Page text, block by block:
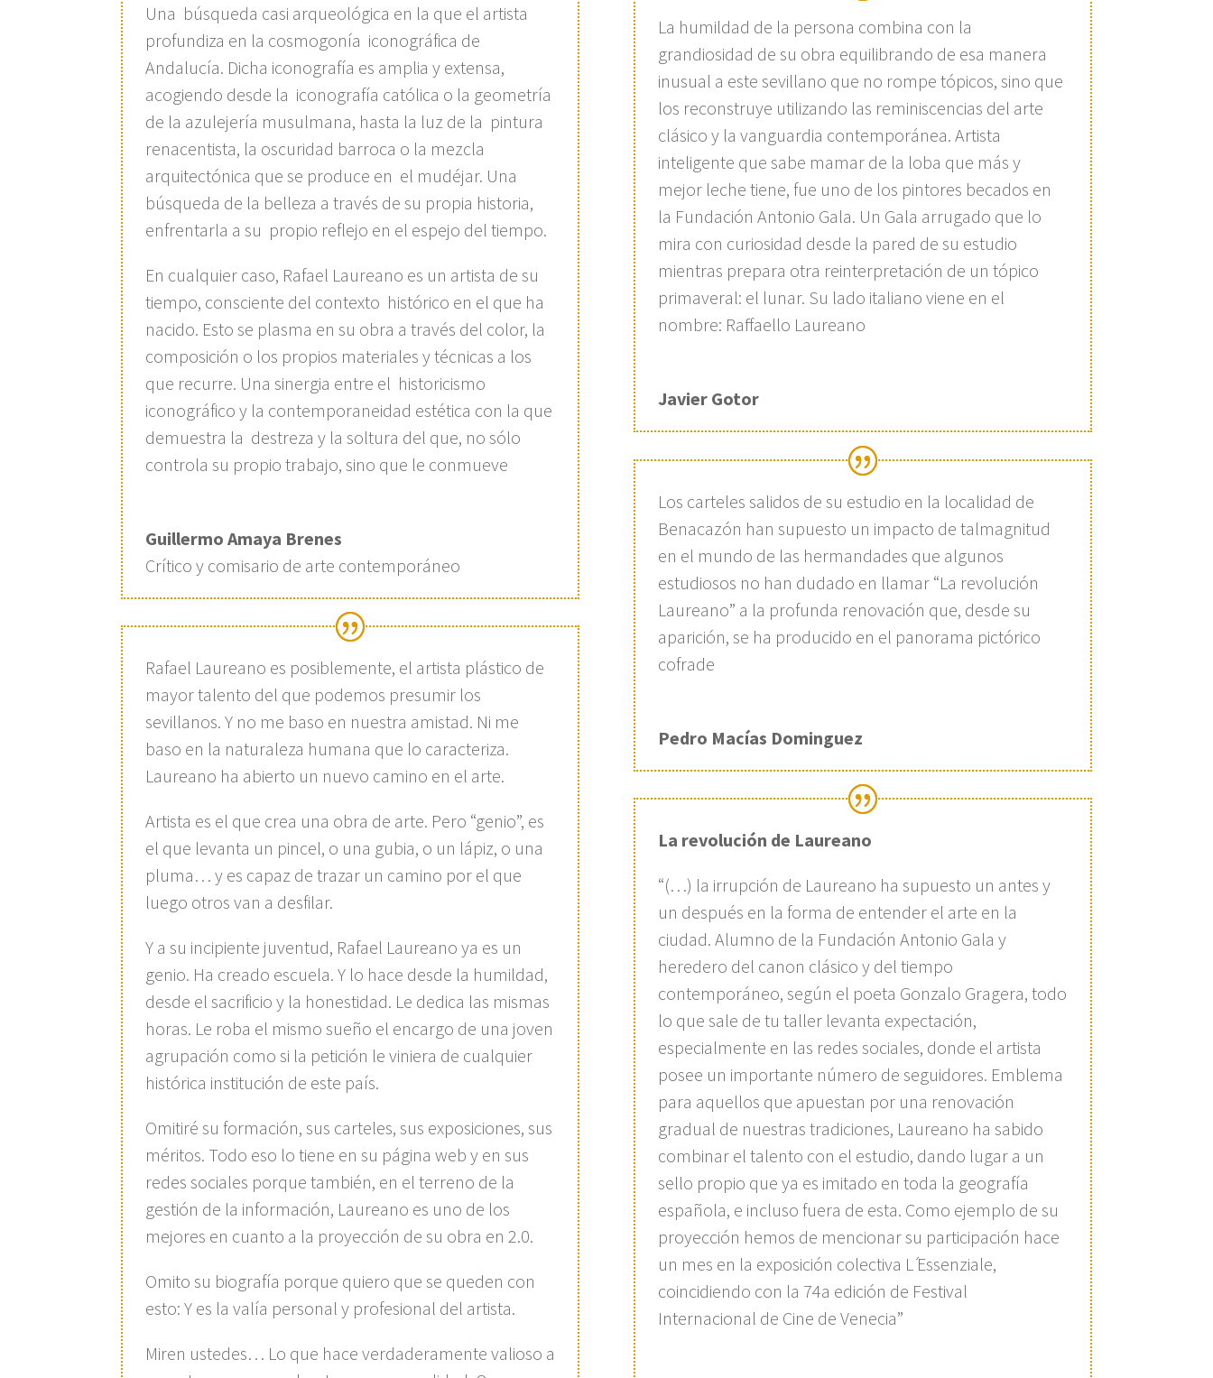
Una búsqueda casi arqueológica en la que el artista
profundiza en la cosmogonía iconográfica de
Andalucía. Dicha iconografía es amplia y extensa,
acogiendo desde la iconografía católica o la geometría
de la azulejería musulmana, hasta la luz de la pintura
renacentista, la oscuridad barroca o la mezcla
arquitectónica que se produce en el mudéjar. Una
búsqueda de la belleza a través de su propia historia,
enfrentarla a su propio reflejo en el espejo del tiempo.
En cualquier caso, Rafael Laureano es un artista de su
tiempo, consciente del contexto histórico en el que ha
nacido. Esto se plasma en su obra a través del color, la
composición o los propios materiales y técnicas a los
que recurre. Una sinergia entre el historicismo
iconográfico y la contemporaneidad estética con la que
demuestra la destreza y la soltura del que, no sólo
controla su propio trabajo, sino que le conmueve
Guillermo Amaya Brenes
Crítico y comisario de arte contemporáneo
Rafael Laureano es posiblemente, el artista plástico de
mayor talento del que podemos presumir los
sevillanos. Y no me baso en nuestra amistad. Ni me
baso en la naturaleza humana que lo caracteriza.
Laureano ha abierto un nuevo camino en el arte.
Artista es el que crea una obra de arte. Pero “genio”, es
el que levanta un pincel, o una gubia, o un lápiz, o una
pluma… y es capaz de trazar un camino por el que
luego otros van a desfilar.
Y a su incipiente juventud, Rafael Laureano ya es un
genio. Ha creado escuela. Y lo hace desde la humildad,
desde el sacrificio y la honestidad. Le dedica las mismas
horas. Le roba el mismo sueño el encargo de una joven
agrupación como si la petición le viniera de cualquier
histórica institución de este país.
Omitiré su formación, sus carteles, sus exposiciones, sus
méritos. Todo eso lo tiene en su página web y en sus
redes sociales porque también, en el terreno de la
gestión de la información, Laureano es uno de los
mejores en cuanto a la proyección de su obra en 2.0.
Omito su biografía porque quiero que se queden con
esto: Y es la valía personal y profesional del artista.
Miren ustedes… Lo que hace verdaderamente valioso a
La humildad de la persona combina con la
grandiosidad de su obra equilibrando de esa manera
inusual a este sevillano que no rompe tópicos, sino que
los reconstruye utilizando las reminiscencias del arte
clásico y la vanguardia contemporánea. Artista
inteligente que sabe mamar de la loba que más y
mejor leche tiene, fue uno de los pintores becados en
la Fundación Antonio Gala. Un Gala arrugado que lo
mira con curiosidad desde la pared de su estudio
mientras prepara otra reinterpretación de un tópico
primaveral: el lunar. Su lado italiano viene en el
nombre: Raffaello Laureano
Javier Gotor
Los carteles salidos de su estudio en la localidad de
Benacazón han supuesto un impacto de talmagnitud
en el mundo de las hermandades que algunos
estudiosos no han dudado en llamar “La revolución
Laureano” a la profunda renovación que, desde su
aparición, se ha producido en el panorama pictórico
cofrade
Pedro Macías Dominguez
La revolución de Laureano
“(…) la irrupción de Laureano ha supuesto un antes y
un después en la forma de entender el arte en la
ciudad. Alumno de la Fundación Antonio Gala y
heredero del canon clásico y del tiempo
contemporáneo, según el poeta Gonzalo Gragera, todo
lo que sale de tu taller levanta expectación,
especialmente en las redes sociales, donde el artista
posee un importante número de seguidores. Emblema
para aquellos que apuestan por una renovación
gradual de nuestras tradiciones, Laureano ha sabido
combinar el talento con el estudio, dando lugar a un
sello propio que ya es imitado en toda la geografía
española, e incluso fuera de esta. Como ejemplo de su
proyección hemos de mencionar su participación hace
un mes en la exposición colectiva L ́Essenziale,
coincidiendo con la 74a edición de Festival
Internacional de Cine de Venecia”